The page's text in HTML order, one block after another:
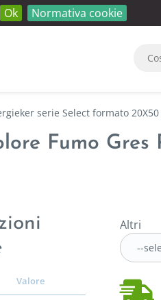
Ok Normativa cookie
serie Select formato
Fumo
Valore